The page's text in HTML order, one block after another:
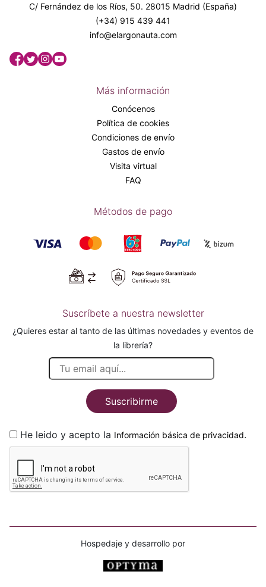
C/ Fernández de los Ríos, 50. 28015 Madrid (España)
(+34) 915 439 441
info@elargonauta.com
Más información
Conócenos
Política de cookies
Condiciones de envío
Gastos de envío
Visita virtual
FAQ
Métodos de pago
Suscríbete a nuestra newsletter
¿Quieres estar al tanto de las últimas novedades y eventos de
la librería?
Suscribirme
He leido y acepto la Información básica de privacidad.
Hospedaje y desarrollo por